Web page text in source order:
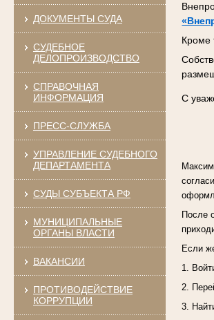
ДОКУМЕНТЫ СУДА
СУДЕБНОЕ
ДЕЛОПРОИЗВОДСТВО
СПРАВОЧНАЯ
ИНФОРМАЦИЯ
ПРЕСС-СЛУЖБА
УПРАВЛЕНИЕ СУДЕБНОГО
ДЕПАРТАМЕНТА
СУДЫ СУБЪЕКТА РФ
МУНИЦИПАЛЬНЫЕ
ОРГАНЫ ВЛАСТИ
ВАКАНСИИ
ПРОТИВОДЕЙСТВИЕ
КОРРУПЦИИ
Кроме
С
После
Если
1.
2.
3.